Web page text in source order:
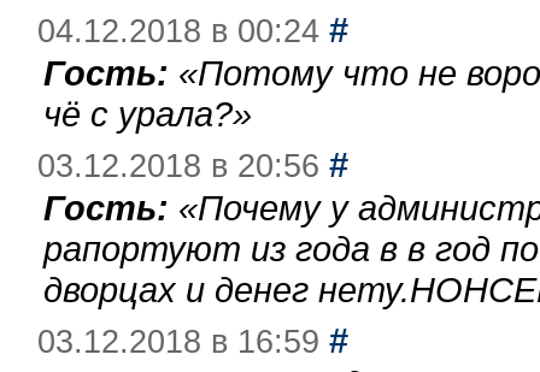
04.12.2018 в 00:24 #
Гость: «Потому что не
чё с урала?»
03.12.2018 в 20:56 #
Гость: «Почему у
рапортуют из года в в год
дворцах и денег
03.12.2018 в 16:59 #